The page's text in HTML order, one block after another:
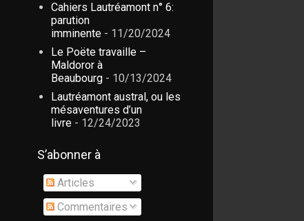
Cahiers Lautréamont n° 6:
parution
imminente - 11/20/2024
Le Poëte travaille –
Maldoror à
Beaubourg - 10/13/2024
Lautréamont austral, ou les
mésaventures d’un
livre - 12/24/2023
S’abonner à
Articles
Commentaires